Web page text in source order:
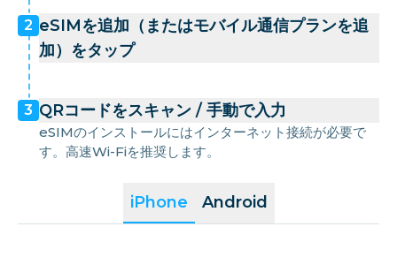
iPhone Android
2 eSIMを追加（またはモバイル通信プランを追
加）をタップ
3 QRコードをスキャン / 手動で入力
eSIMのインストールにはインターネット接続が必要で
す。高速Wi-Fiを推奨します。